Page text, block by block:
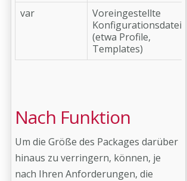
var
Voreingestellte
Konfigurationsdateien
(etwa Profile,
Templates)
Nach Funktion
Um die Größe des Packages darüber
hinaus zu verringern, können, je
nach Ihren Anforderungen, die